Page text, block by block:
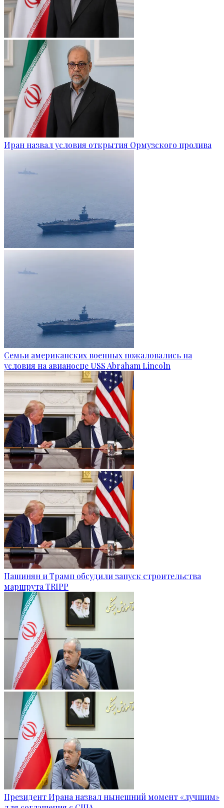
Иран назвал условия открытия Ормузского пролива
Семьи американских военных пожаловались на
условия на авианосце USS Abraham Lincoln
Пашинян и Трамп обсудили запуск строительства
маршрута TRIPP
Президент Ирана назвал нынешний момент «лучшим»